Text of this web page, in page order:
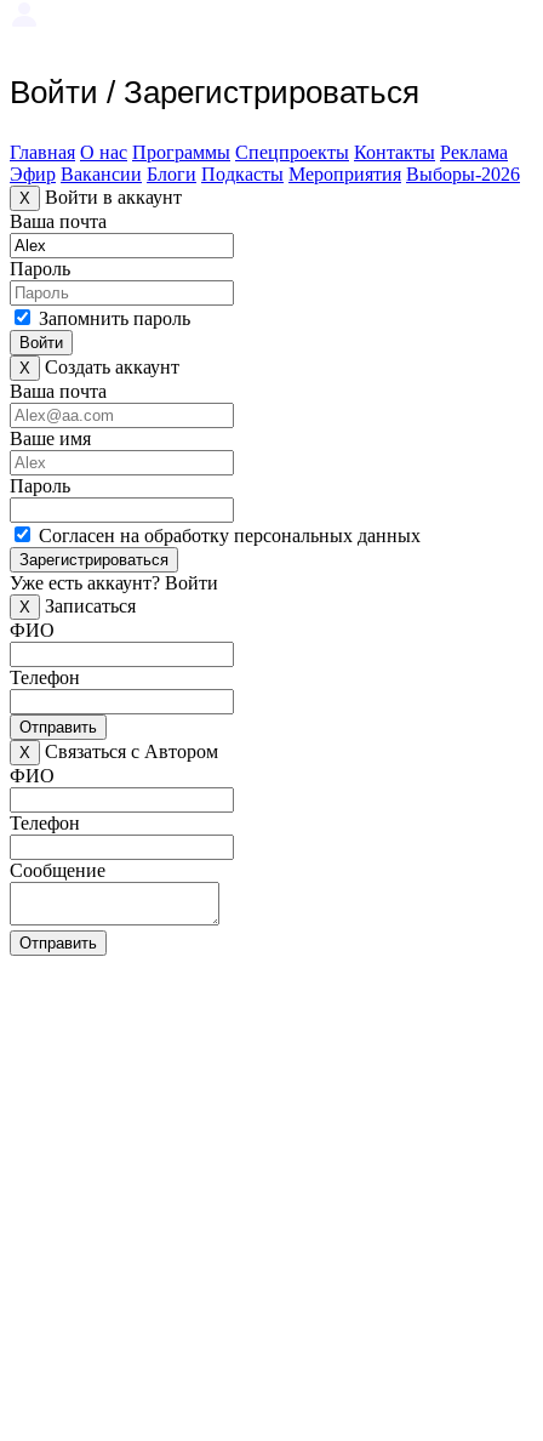
Войти / Зарегистрироваться
Главная О нас Программы Спецпроекты Контакты Реклама
Эфир Вакансии Блоги Подкасты Мероприятия Выборы-2026
X
Войти в аккаунт
Ваша почта
Пароль
Запомнить пароль
Войти
X
Создать аккаунт
Ваша почта
Ваше имя
Пароль
Согласен на обработку персональных данных
Зарегистрироваться
Уже есть аккаунт? Войти
X
Записаться
ФИО
Телефон
Отправить
X
Связаться с Автором
ФИО
Телефон
Сообщение
Отправить